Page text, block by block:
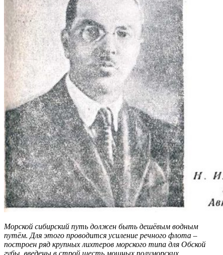
Морской сибирский путь должен быть дешёвым водным
путём. Для этого проводится усиление речного флота –
построен ряд крупных лихтеров морского типа для Обской